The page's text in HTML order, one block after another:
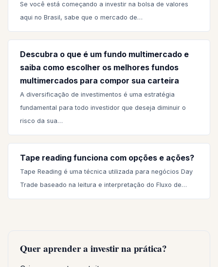
Se você está começando a investir na bolsa de valores
aqui no Brasil, sabe que o mercado de…
Descubra o que é um fundo multimercado e
saiba como escolher os melhores fundos
multimercados para compor sua carteira
A diversificação de investimentos é uma estratégia
fundamental para todo investidor que deseja diminuir o
risco da sua…
Tape reading funciona com opções e ações?
Tape Reading é uma técnica utilizada para negócios Day
Trade baseado na leitura e interpretação do Fluxo de…
Quer aprender a investir na prática?